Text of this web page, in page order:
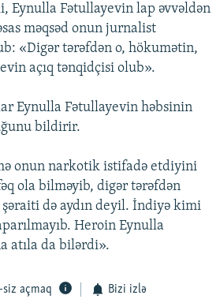
Eynulla Fətullayevin lap əvvəldən
məqsəd onun jurnalist
«Digər tərəfdən o, hökumətin,
açıq tənqidçisi olub».
Eynulla Fətullayevin həbsinin
bildirir.
onun narkotik istifadə etdiyini
ola bilməyib, digər tərəfdən
də aydın deyil. İndiyə kimi
Heroin Eynulla
atıla da bilərdi».
siz açmaq Bizi izlə